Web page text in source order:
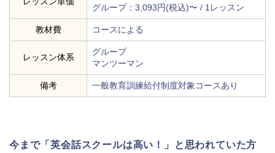
グループ：3,093円(税込)〜 / 1レッスン
教材費 コースによる
レッスン体系
グループ
マンツーマン
備考 一般教育訓練給付制度対象コースあり
今まで「英会話スクールは高い！」と思われていた方